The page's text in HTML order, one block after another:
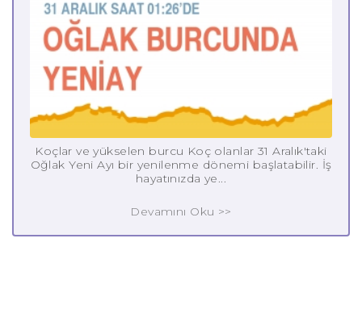
Koçlar ve yükselen burcu Koç olanlar 31 Aralık'taki
Oğlak Yeni Ayı bir yenilenme dönemi başlatabilir. İş
hayatınızda ye...
Devamını Oku >>